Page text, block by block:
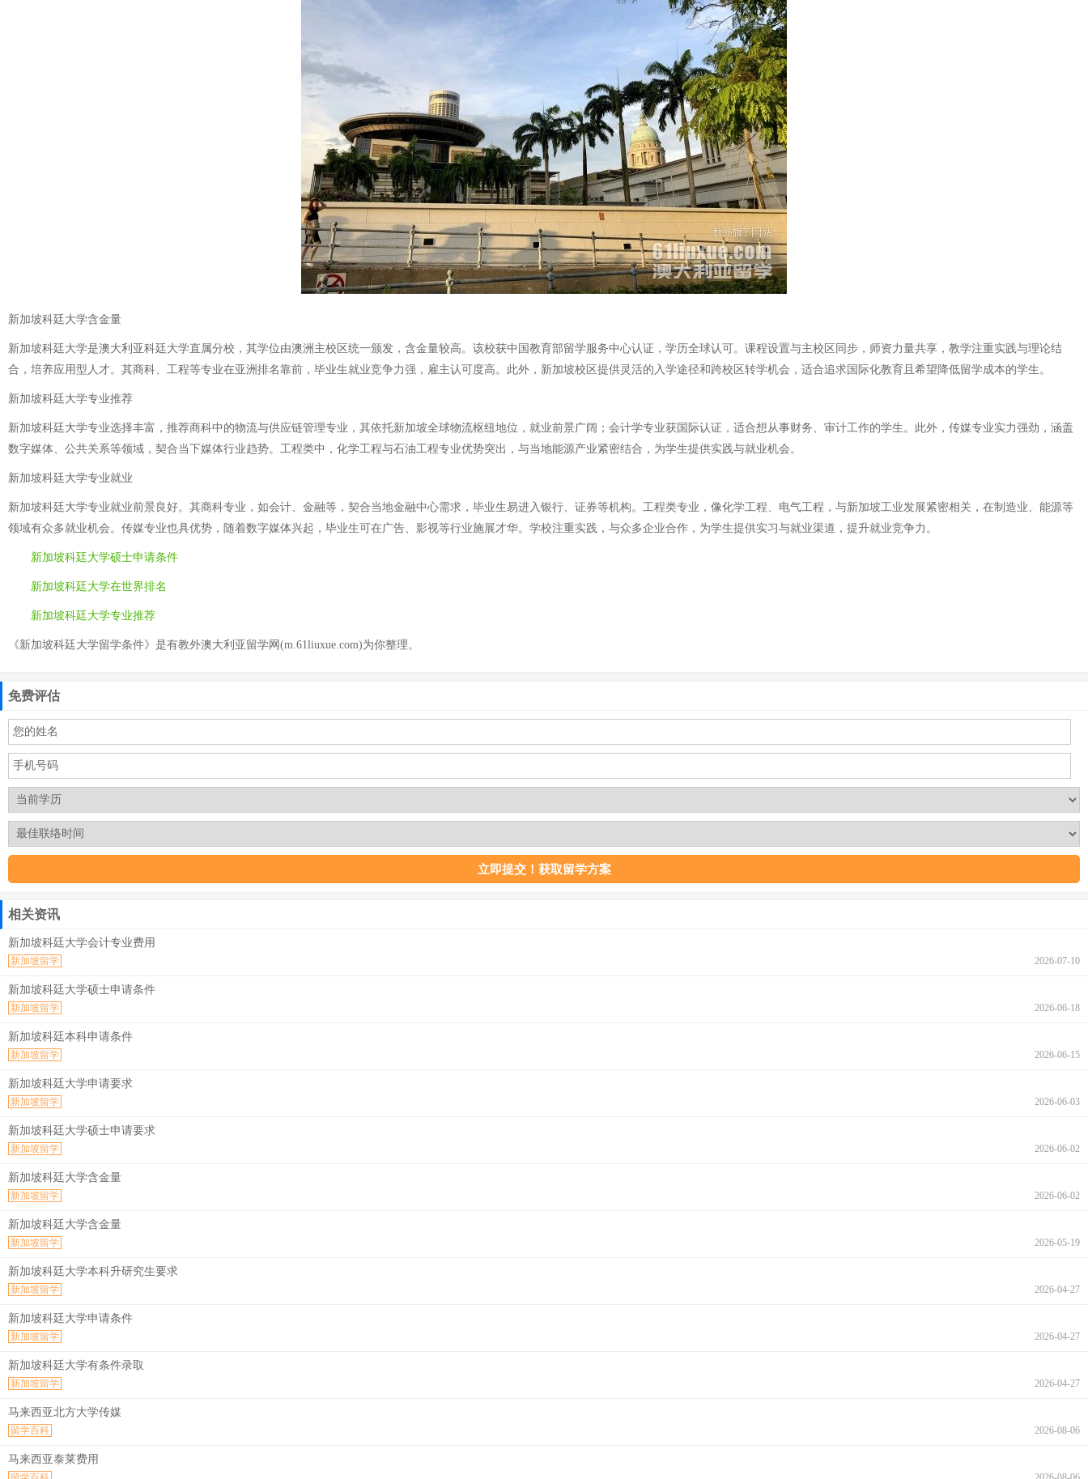
新加坡科廷大学含金量
新加坡科廷大学是澳大利亚科廷大学直属分校，其学位由澳洲主校区统一颁发，含金量较高。该校获中国教育部留学服务中心认证，学历全球认可。课程设置与主校区同步，师资力量共享，教学注重实践与理论结
合，培养应用型人才。其商科、工程等专业在亚洲排名靠前，毕业生就业竞争力强，雇主认可度高。此外，新加坡校区提供灵活的入学途径和跨校区转学机会，适合追求国际化教育且希望降低留学成本的学生。
新加坡科廷大学专业推荐
新加坡科廷大学专业选择丰富，推荐商科中的物流与供应链管理专业，其依托新加坡全球物流枢纽地位，就业前景广阔；会计学专业获国际认证，适合想从事财务、审计工作的学生。此外，传媒专业实力强劲，涵盖
数字媒体、公共关系等领域，契合当下媒体行业趋势。工程类中，化学工程与石油工程专业优势突出，与当地能源产业紧密结合，为学生提供实践与就业机会。
新加坡科廷大学专业就业
新加坡科廷大学专业就业前景良好。其商科专业，如会计、金融等，契合当地金融中心需求，毕业生易进入银行、证券等机构。工程类专业，像化学工程、电气工程，与新加坡工业发展紧密相关，在制造业、能源等
领域有众多就业机会。传媒专业也具优势，随着数字媒体兴起，毕业生可在广告、影视等行业施展才华。学校注重实践，与众多企业合作，为学生提供实习与就业渠道，提升就业竞争力。
新加坡科廷大学硕士申请条件
新加坡科廷大学在世界排名
新加坡科廷大学专业推荐
《新加坡科廷大学留学条件》是有教外澳大利亚留学网(m.61liuxue.com)为你整理。
免费评估
相关资讯
新加坡科廷大学会计专业费用
2026-07-10
新加坡留学
新加坡科廷大学硕士申请条件
2026-06-18
新加坡留学
新加坡科廷本科申请条件
2026-06-15
新加坡留学
新加坡科廷大学申请要求
2026-06-03
新加坡留学
新加坡科廷大学硕士申请要求
2026-06-02
新加坡留学
新加坡科廷大学含金量
2026-06-02
新加坡留学
新加坡科廷大学含金量
2026-05-19
新加坡留学
新加坡科廷大学本科升研究生要求
2026-04-27
新加坡留学
新加坡科廷大学申请条件
2026-04-27
新加坡留学
新加坡科廷大学有条件录取
2026-04-27
新加坡留学
马来西亚北方大学传媒
2026-08-06
留学百科
马来西亚泰莱费用